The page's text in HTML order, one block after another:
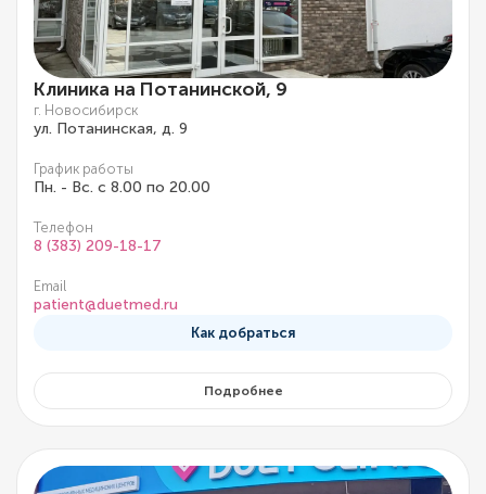
Клиника на Потанинской, 9
г. Новосибирск
ул. Потанинская, д. 9
График работы
Пн. - Вс. с 8.00 по 20.00
Телефон
8 (383) 209-18-17
Email
patient@duetmed.ru
Как добраться
Подробнее